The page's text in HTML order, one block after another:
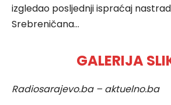
izgledao posljednji ispraćaj
Srebreničana…
GALERIJA
Radiosarajevo.ba – aktuelno.ba